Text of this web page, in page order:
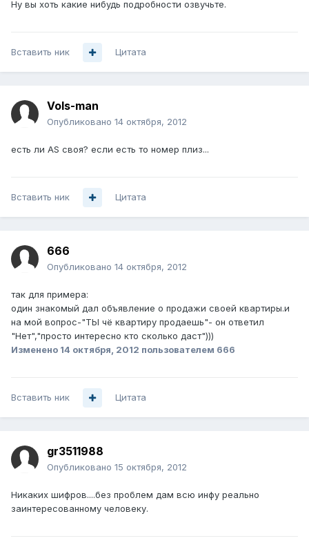
Ну вы хоть какие нибудь подробности озвучьте.
Вставить ник Цитата
Vols-man
Опубликовано 14 октября, 2012
есть ли AS своя? если есть то номер плиз...
Вставить ник Цитата
666
Опубликовано 14 октября, 2012
так для примера:
один знакомый дал объявление о продажи своей квартиры.и
на мой вопрос-"ТЫ чё квартиру продаешь"- он ответил
"Нет","просто интересно кто сколько даст")))
Изменено 14 октября, 2012 пользователем 666
Вставить ник Цитата
gr3511988
Опубликовано 15 октября, 2012
Никаких шифров....без проблем дам всю инфу реально
заинтересованному человеку.